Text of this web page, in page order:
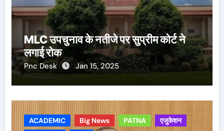
MLC उपचुनाव के नतीजे पर सुप्रीम कोर्ट ने
लगाई रोक
Pnc Desk Jan 15, 2025
ACADEMIC Big News PATNA
एजुकेशन